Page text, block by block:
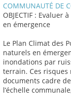
COMMUNAUTÉ DE
OBJECTIF : Evaluer
en émergence
Le Plan Climat des
naturels en
inondations par
terrain. Ces risques
documents cadre
l’échelle